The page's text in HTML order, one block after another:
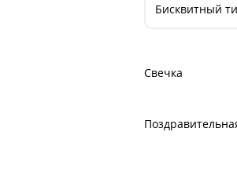
Бисквитный
Свечка